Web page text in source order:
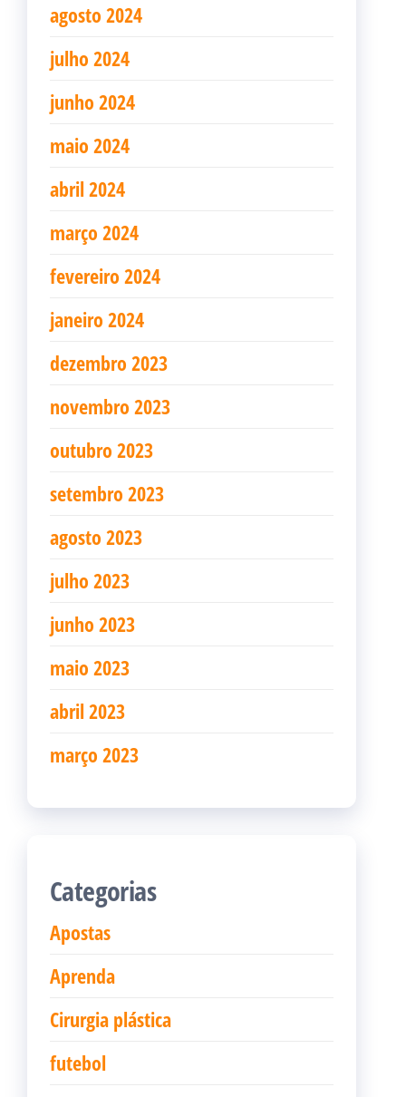
agosto 2024
julho 2024
junho 2024
maio 2024
abril 2024
março 2024
fevereiro 2024
janeiro 2024
dezembro 2023
novembro 2023
outubro 2023
setembro 2023
agosto 2023
julho 2023
junho 2023
maio 2023
abril 2023
março 2023
Categorias
Apostas
Aprenda
Cirurgia plástica
futebol